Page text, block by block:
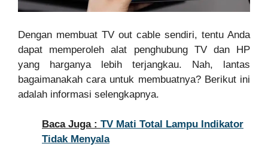
Dengan membuat TV out cable sendiri, tentu Anda
dapat memperoleh alat penghubung TV dan HP
yang harganya lebih terjangkau. Nah, lantas
bagaimanakah cara untuk membuatnya? Berikut ini
adalah informasi selengkapnya.
Baca Juga : TV Mati Total Lampu Indikator
Tidak Menyala